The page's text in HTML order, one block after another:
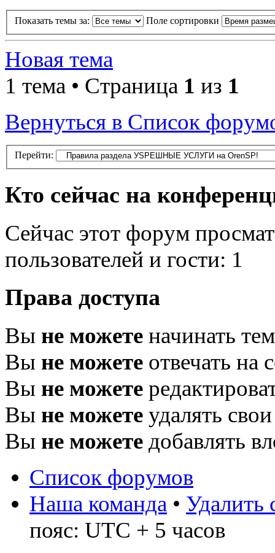
Показать темы за: Поле сортировки
Новая тема
1 тема • Страница 1 из 1
Вернуться в Список
Перейти:
Кто сейчас на
Сейчас этот форум
пользователей и гости: 1
Права доступа
Вы не можете начинать
Вы не можете отвечать на
Вы не можете
Вы не можете удалять
Вы не можете добавлять
Список форумов
Наша команда • Удалить
пояс: UTC + 5 часов